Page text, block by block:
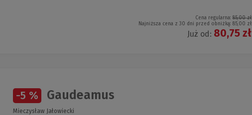
Cena regularna: 85,00 zł
Najniższa cena z 30 dni przed obniżką: 85,00 zł
Już od: 80,75 zł
-5 % Gaudeamus
Mieczysław Jałowiecki